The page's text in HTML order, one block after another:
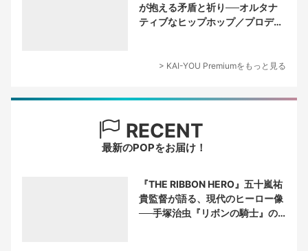
が抱える矛盾と祈り──オルタナ
ティブなヒップホップ／プロデュ
> KAI-YOU Premiumをもっと見る
RECENT
最新のPOPをお届け！
『THE RIBBON HERO』五十嵐祐
貴監督が語る、現代のヒーロー像
──手塚治虫『リボンの騎士』の